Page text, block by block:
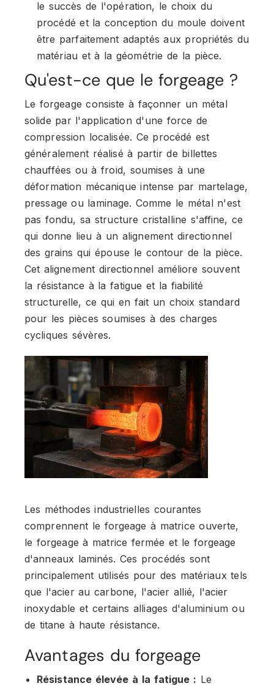
le succès de l'opération, le choix du
procédé et la conception du moule doivent
être parfaitement adaptés aux propriétés du
matériau et à la géométrie de la pièce.
Qu'est-ce que le forgeage ?
Le forgeage consiste à façonner un métal
solide par l'application d'une force de
compression localisée. Ce procédé est
généralement réalisé à partir de billettes
chauffées ou à froid, soumises à une
déformation mécanique intense par martelage,
pressage ou laminage. Comme le métal n'est
pas fondu, sa structure cristalline s'affine, ce
qui donne lieu à un alignement directionnel
des grains qui épouse le contour de la pièce.
Cet alignement directionnel améliore souvent
la résistance à la fatigue et la fiabilité
structurelle, ce qui en fait un choix standard
pour les pièces soumises à des charges
cycliques sévères.
Les méthodes industrielles courantes
comprennent le forgeage à matrice ouverte,
le forgeage à matrice fermée et le forgeage
d'anneaux laminés. Ces procédés sont
principalement utilisés pour des matériaux tels
que l'acier au carbone, l'acier allié, l'acier
inoxydable et certains alliages d'aluminium ou
de titane à haute résistance.
Avantages du forgeage
Résistance élevée à la fatigue : Le